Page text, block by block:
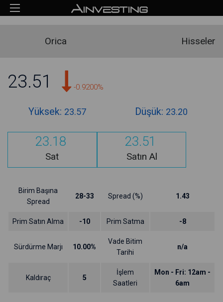
Orica Hisseler
23.51 -0.9200%
Yüksek: 23.57 Düşük: 23.20
23.18
Sat
23.51
Satın Al
Birim Başına
Spread
28-33 Spread (%) 1.43
Prim Satın Alma -10 Prim Satma -8
Sürdürme Marjı 10.00%
Vade Bitim
Tarihi
n/a
Kaldıraç 5
İşlem
Saatleri
Mon - Fri: 12am -
6am